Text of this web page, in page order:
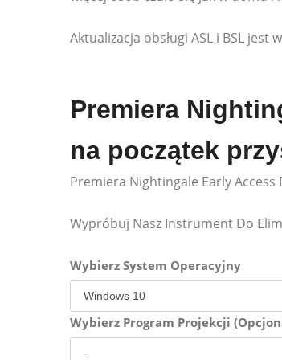
Aktualizacja obsługi ASL i BSL jest
Premiera
na początek
Premiera Nightingale Early Access
Wypróbuj Nasz Instrument Do
Wybierz System Operacyjny
Wybierz Program Projekcji